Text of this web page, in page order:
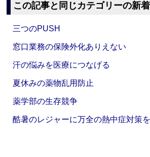
この記事と同じカテゴリーの新
三つのPUSH
窓口業務の保険外化ありえない
汗の悩みを医療につなげる
夏休みの薬物乱用防止
薬学部の生存競争
酷暑のレジャーに万全の熱中症対策を